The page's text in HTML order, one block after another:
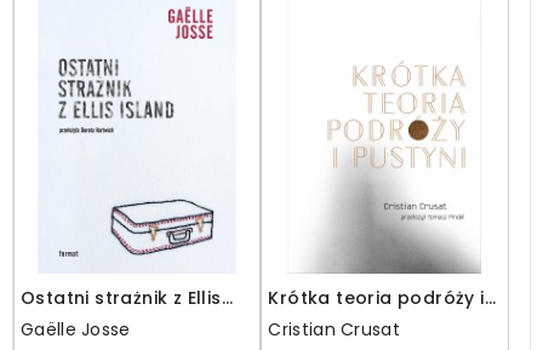
Ostatni strażnik z Ellis
Island
Gaëlle Josse
Krótka teoria podróży i
pustyni
Cristian Crusat